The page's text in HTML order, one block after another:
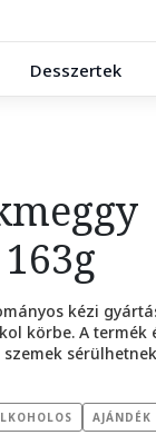
Desszertek
kézi
körbe. A termék
AJÁNDÉK